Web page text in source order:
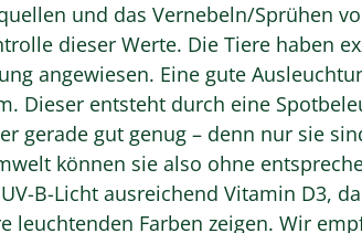
und das Vernebeln/Sprühen
dieser Werte. Die Tiere haben
angewiesen. Eine gute
Dieser entsteht durch eine
gerade gut genug – denn nur sie
können sie also ohne
B-Licht ausreichend Vitamin D3,
Farben zeigen. Wir